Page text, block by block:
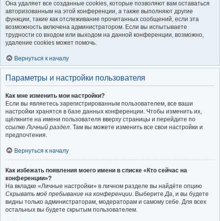
Она удаляет все созданные cookies, которые позволяют вам оставаться
авторизованным на этой конференции, а также выполняют другие
функции, такие как отслеживание прочитанных сообщений, если эта
возможность включена администратором. Если вы испытываете
трудности со входом или выходом на данной конференции, возможно,
удаление cookies может помочь.
Вернуться к началу
Параметры и настройки пользователя
Как мне изменить мои настройки?
Если вы являетесь зарегистрированным пользователем, все ваши
настройки хранятся в базе данных конференции. Чтобы изменить их,
щёлкните на имени пользователя вверху страницы и перейдите по
ссылке Личный раздел . Там вы можете изменить все свои настройки и
предпочтения.
Вернуться к началу
Как избежать появления моего имени в списке «Кто сейчас на
конференции»?
На вкладке «Личные настройки» в личном разделе вы найдёте опцию
Скрывать моё пребывание на конференции . Выберите Да , и вы будете
видны только администраторам, модераторам и самому себе. Для всех
остальных вы будете скрытым пользователем.